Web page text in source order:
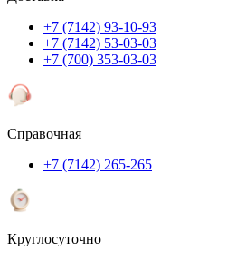
+7 (7142) 93-10-93
+7 (7142) 53-03-03
+7 (700) 353-03-03
Справочная
+7 (7142) 265-265
Круглосуточно